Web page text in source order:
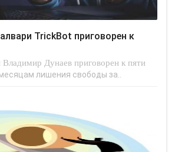
Дунаев приговорен к пяти
лишения свободы за..